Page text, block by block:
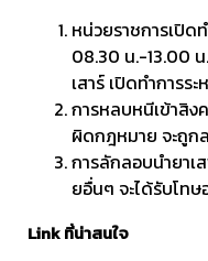
หน่วยราชการเปิด
08.30 น.-13.00 น
เสาร์ เปิดทำการร
การหลบหนีเข้าสิง
ผิดกฎหมาย จะถูก
การลักลอบนำยา
ยอื่นๆ จะได้รับโท
Link ที่น่าสนใจ